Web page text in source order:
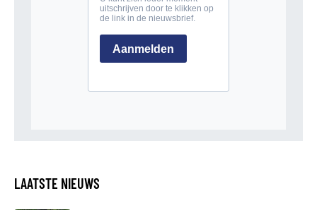
LAATSTE NIEUWS